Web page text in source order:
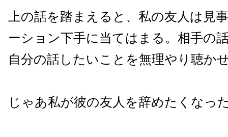
上の話を踏まえると、私の友人は見
ーション下手に当てはまる。相手の
自分の話したいことを無理やり聴か
じゃあ私が彼の友人を辞めたくなっ